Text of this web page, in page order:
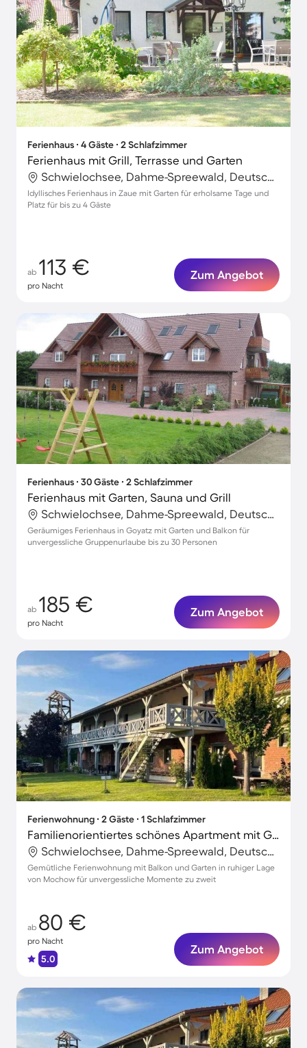
Ferienhaus ∙ 4 Gäste ∙ 2 Schlafzimmer
Ferienhaus mit Grill, Terrasse und Garten
Schwielochsee, Dahme-Spreewald, Deutschland
Idyllisches Ferienhaus in Zaue mit Garten für erholsame Tage und
Platz für bis zu 4 Gäste
ab 113 €
pro Nacht
Zum Angebot
Ferienhaus ∙ 30 Gäste ∙ 2 Schlafzimmer
Ferienhaus mit Garten, Sauna und Grill
Schwielochsee, Dahme-Spreewald, Deutschland
Geräumiges Ferienhaus in Goyatz mit Garten und Balkon für
unvergessliche Gruppenurlaube bis zu 30 Personen
ab 185 €
pro Nacht
Zum Angebot
Ferienwohnung ∙ 2 Gäste ∙ 1 Schlafzimmer
Familienorientiertes schönes Apartment mit Grill und Garten
Schwielochsee, Dahme-Spreewald, Deutschland
Gemütliche Ferienwohnung mit Balkon und Garten in ruhiger Lage
von Mochow für unvergessliche Momente zu zweit
ab 80 €
pro Nacht
5.0
Zum Angebot